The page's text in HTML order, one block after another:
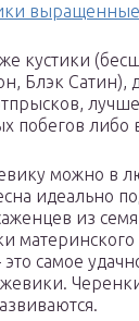
кустики
Блэк Сатин),
побегов либо
можно в
идеально
из
материнского
самое